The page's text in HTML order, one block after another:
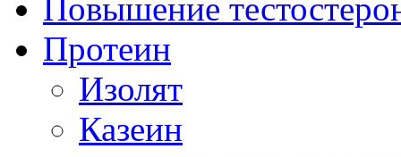
Повышение
Протеин
Изолят
Казеин